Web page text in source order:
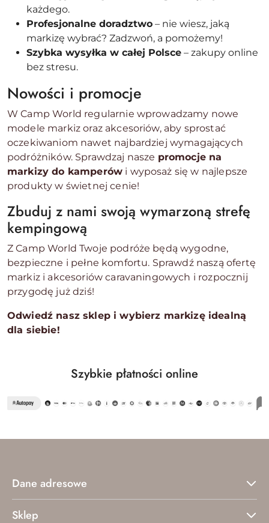
każdego.
Profesjonalne doradztwo – nie wiesz, jaką
markizę wybrać? Zadzwoń, a pomożemy!
Szybka wysyłka w całej Polsce – zakupy online
bez stresu.
Nowości i promocje
W Camp World regularnie wprowadzamy nowe
modele markiz oraz akcesoriów, aby sprostać
oczekiwaniom nawet najbardziej wymagających
podróżników. Sprawdzaj nasze promocje na
markizy do kamperów i wyposaż się w najlepsze
produkty w świetnej cenie!
Zbuduj z nami swoją wymarzoną strefę
kempingową
Z Camp World Twoje podróże będą wygodne,
bezpieczne i pełne komfortu. Sprawdź naszą ofertę
markiz i akcesoriów caravaningowych i rozpocznij
przygodę już dziś!
Odwiedź nasz sklep i wybierz markizę idealną
dla siebie!
Szybkie płatności online
Dane adresowe
Sklep